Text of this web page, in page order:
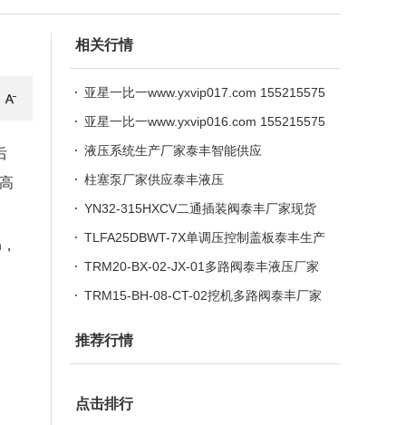
，
相关行情
亚星一比一www.yxvip017.com 155215575
76
亚星一比一www.yxvip016.com 155215575
76
液压系统生产厂家泰丰智能供应
柱塞泵厂家供应泰丰液压
YN32-315HXCV二通插装阀泰丰厂家现货
供应
TLFA25DBWT-7X单调压控制盖板泰丰生产
厂家供应
TRM20-BX-02-JX-01多路阀泰丰液压厂家
加工定制
TRM15-BH-08-CT-02挖机多路阀泰丰厂家
推荐行情
点击排行